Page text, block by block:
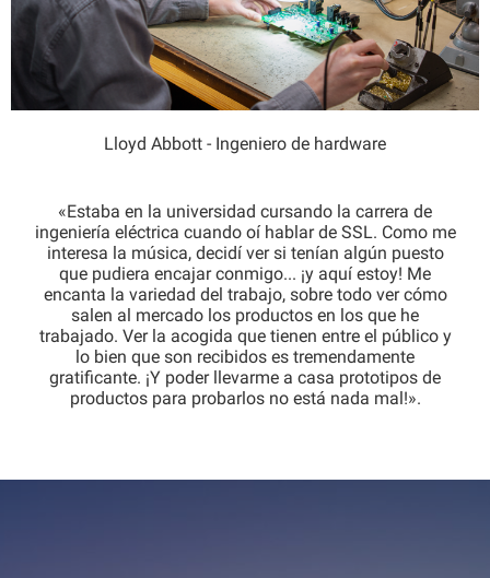
Lloyd Abbott - Ingeniero de hardware
«Estaba en la universidad cursando la carrera de
ingeniería eléctrica cuando oí hablar de SSL. Como me
interesa la música, decidí ver si tenían algún puesto
que pudiera encajar conmigo... ¡y aquí estoy! Me
encanta la variedad del trabajo, sobre todo ver cómo
salen al mercado los productos en los que he
trabajado. Ver la acogida que tienen entre el público y
lo bien que son recibidos es tremendamente
gratificante. ¡Y poder llevarme a casa prototipos de
productos para probarlos no está nada mal!».